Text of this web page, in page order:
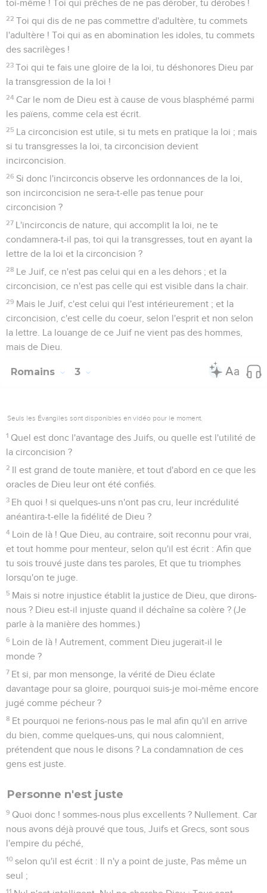
toi-même ! Toi qui prêches de ne pas dérober, tu dérobes !
22 Toi qui dis de ne pas commettre d'adultère, tu commets
l'adultère ! Toi qui as en abomination les idoles, tu commets
des sacrilèges !
23 Toi qui te fais une gloire de la loi, tu déshonores Dieu par
la transgression de la loi !
24 Car le nom de Dieu est à cause de vous blasphémé parmi
les païens, comme cela est écrit.
25 La circoncision est utile, si tu mets en pratique la loi ; mais
si tu transgresses la loi, ta circoncision devient
incirconcision.
26 Si donc l'incirconcis observe les ordonnances de la loi,
son incirconcision ne sera-t-elle pas tenue pour
circoncision ?
27 L'incirconcis de nature, qui accomplit la loi, ne te
condamnera-t-il pas, toi qui la transgresses, tout en ayant la
lettre de la loi et la circoncision ?
28 Le Juif, ce n'est pas celui qui en a les dehors ; et la
circoncision, ce n'est pas celle qui est visible dans la chair.
29 Mais le Juif, c'est celui qui l'est intérieurement ; et la
circoncision, c'est celle du coeur, selon l'esprit et non selon
la lettre. La louange de ce Juif ne vient pas des hommes,
mais de Dieu.
Romains 3
Seuls les Évangiles sont disponibles en vidéo pour le moment.
1 Quel est donc l'avantage des Juifs, ou quelle est l'utilité de
la circoncision ?
2 Il est grand de toute manière, et tout d'abord en ce que les
oracles de Dieu leur ont été confiés.
3 Eh quoi ! si quelques-uns n'ont pas cru, leur incrédulité
anéantira-t-elle la fidélité de Dieu ?
4 Loin de là ! Que Dieu, au contraire, soit reconnu pour vrai,
et tout homme pour menteur, selon qu'il est écrit : Afin que
tu sois trouvé juste dans tes paroles, Et que tu triomphes
lorsqu'on te juge.
5 Mais si notre injustice établit la justice de Dieu, que dirons-
nous ? Dieu est-il injuste quand il déchaîne sa colère ? (Je
parle à la manière des hommes.)
6 Loin de là ! Autrement, comment Dieu jugerait-il le
monde ?
7 Et si, par mon mensonge, la vérité de Dieu éclate
davantage pour sa gloire, pourquoi suis-je moi-même encore
jugé comme pécheur ?
8 Et pourquoi ne ferions-nous pas le mal afin qu'il en arrive
du bien, comme quelques-uns, qui nous calomnient,
prétendent que nous le disons ? La condamnation de ces
gens est juste.
Personne n'est juste
9 Quoi donc ! sommes-nous plus excellents ? Nullement. Car
nous avons déjà prouvé que tous, Juifs et Grecs, sont sous
l'empire du péché,
10 selon qu'il est écrit : Il n'y a point de juste, Pas même un
seul ;
11